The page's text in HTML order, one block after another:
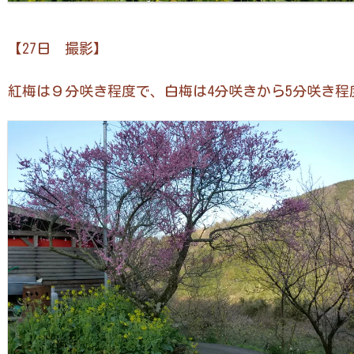
【27日 撮影】
紅梅は９分咲き程度で、白梅は4分咲きから5分咲き程